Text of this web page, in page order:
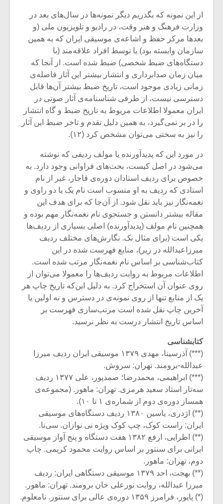
از این نمونه که بگذریم دیگر نمونه‌ها در سال‌ها‌ی بعد در
وزارت فرهنگ و هنر وقت، در رادیو و تلویزیون ملی (و
بعد‌ها مرکز حفظ و اشاعه‌ی موسیقی ایران که به همین
سازمان وابسته بود) یا توسط افراد علاقه‌مند (با
دستگاه‌های ضبط شخصی) ضبط شده‌ است. از آنجا که
میان زمان صدابرداری و انتشار بیشتر این آثار فاصله‌ی
زمانی زیادی موجود است، تاریخ ضبط بیشتر آن‌ها قابل
دسترسی نیست، از طرفی شناسنامه‌ی آثار صوتی در
ایران معمولا اطلاعات مربوط به تاریخ ضبط و گاه انتشار
را در بر نمی‌گیرد، به همین دلیل تقدم و تاخر ضبط این آثار
را نیز به سختی می‌توان مشخص کرد (۱۲).
در مورد این که پدیدآورنده یا مولف ردیفی که نوشته
می‌شود در اصل کیست، بحث‌های فراوانی وجود دارد. به
خصوص برای ردیف‌ استادان دوره‌ی قاجار، غیر از نام
استادی که ردیف به او منسوب است نام یک یا دو راوی و
نغمه‌نگار نیز باید نقل شود. از آن‌جا که برای هدف این
مقاله بیشتر دانستن و جستجوی نام نغمه‌نگار مهم بوده و
همچنین نام مولف (پدیدآورنده) اصلی بسیاری از ردیف‌ها
یکی است (برای مثال نک. نگارش‌های مختلف ردیف
میرزاعبدالله در زیر)، منابع فهرست شده در این
کتاب‌شناسی بر اساس نام نغمه‌نگار مرتب شده‌ است.
اطلاعات مربوط به روایت ردیف‌ها را معمولا می‌توان از
روی عنوان آن استخراج کرد. به دلیل این‌که تاریخ چاپ هر
یک از منابع تنها از روی نمونه‌ی در دسترس و نه اولین یا
آخرین چاپ نقل شده است مرتب‌سازی فهرست بر
اساس تاریخ انتشار درست به نظر نرسید.
کتابشناسی
(***) آذرسینا، مهدی ۱۳۷۹ موسیقی ایران ردیف میرزا
عبدالله-برومند. تهران: سروش.
(***) ابراهیمی، محمدرضا؛ صمدپور، علی ۱۳۷۷ ردیف
سه‌تار استاد سعید هرمزی. تهران: ماهور. (مجموعه‌ی
همساز دوره‌ی دوم از شماره‌ی ۱ تا ۱۰).
(**) اژدری‌، یاسین ۱۳۸۰ ردیف دستگاه‌های موسیقی
ایران: راست کوک، چپ کوک ویژه نی نوازان. سی‌نا.
(**) اطرایی، ارفع ۱۳۸۲ هفت دستگاه و پنج آواز موسیقی
ایرانی برای سنتور بر اساس روایت محمود کریمی. چاپ
دوم، تهران: ماهور.
(**) بهجت، احد ۱۳۷۹ موسیقی دستگاهی ایران: ردیف
میرزا عبدالله، روایت نورعلی خان برومند. تهران: ماهور.
(*) پایور، فرامرز ۱۳۵۹ دوره‌ی عالی برای سنتور. نامعلوم.
یادداشتی بر موسیقی
متن فیلم «متری
شیش و نیم»
اگر نمی توانی
مشهورترین باشی،
بدنام ترین باش
دوره
سکانسی